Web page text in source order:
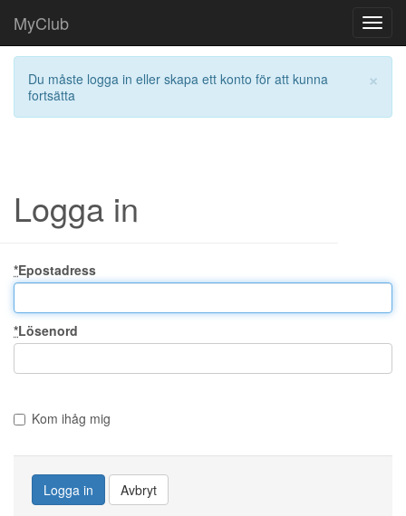
MyClub
×
Du måste logga in eller skapa ett konto för att kunna
fortsätta
Logga in
*Epostadress
*Lösenord
Kom ihåg mig
Logga in Avbryt